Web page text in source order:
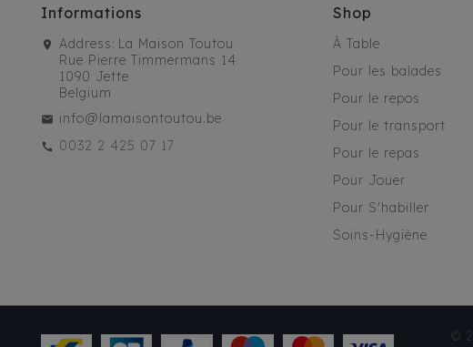
Informations
Address: La Maison Toutou
Rue Pierre Timmermans 14
1090 Jette
Belgium
info@lamaisontoutou.be
0032 2 425 07 17
Shop
À Table
Pour les balades
Pour le repos
Pour le transport
Pour le repas
Pour Jouer
Pour S'habiller
Soins-Hygiène
©